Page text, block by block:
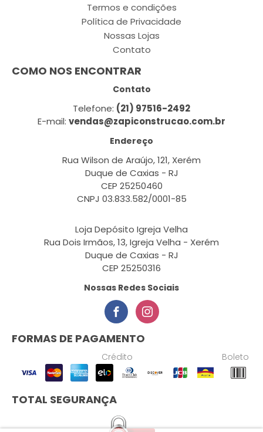
Termos e condições
Política de Privacidade
Nossas Lojas
Contato
COMO NOS ENCONTRAR
Contato
Telefone: (21) 97516-2492
E-mail: vendas@zapiconstrucao.com.br
Endereço
Rua Wilson de Araújo, 121, Xerém
Duque de Caxias - RJ
CEP 25250460
CNPJ 03.833.582/0001-85
Loja Depósito Igreja Velha
Rua Dois Irmãos, 13, Igreja Velha - Xerém
Duque de Caxias - RJ
CEP 25250316
Nossas Redes Sociais
FORMAS DE PAGAMENTO
Crédito Boleto
TOTAL SEGURANÇA